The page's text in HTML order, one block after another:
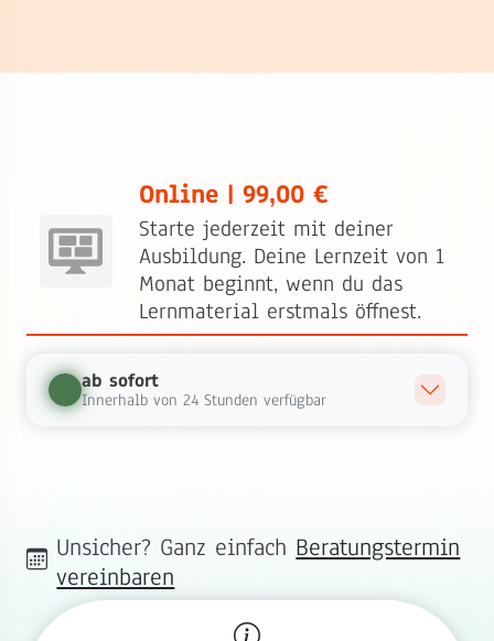
Online | 99,00 €
Starte jederzeit mit deiner
Ausbildung. Deine Lernzeit von 1
Monat beginnt, wenn du das
Lernmaterial erstmals öffnest.
ab sofort
Innerhalb von 24 Stunden verfügbar
Unsicher? Ganz einfach Beratungstermin
vereinbaren